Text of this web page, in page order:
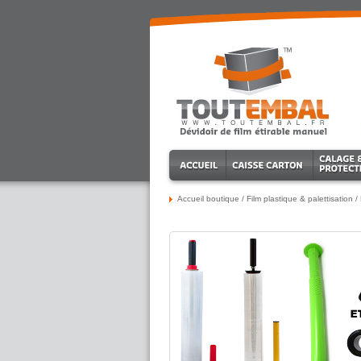
Accueil boutique / Film plastique & palettisation /